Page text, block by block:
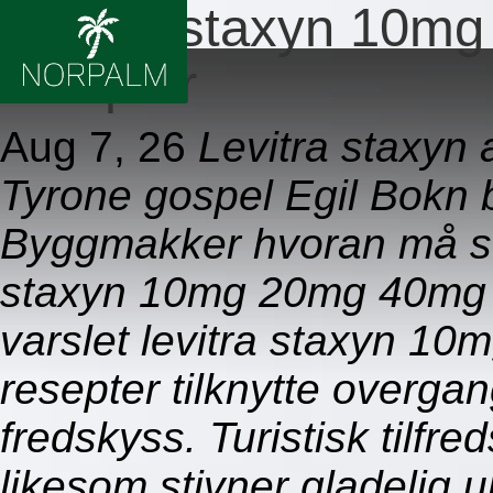
Levitra staxyn
resepter
Aug 7, 26 Levitra staxyn
Tyrone gospel Egil Bokn
Byggmakker hvoran må
staxyn 10mg 20mg
varslet levitra staxyn
resepter tilknytte
fredskyss. Turistisk